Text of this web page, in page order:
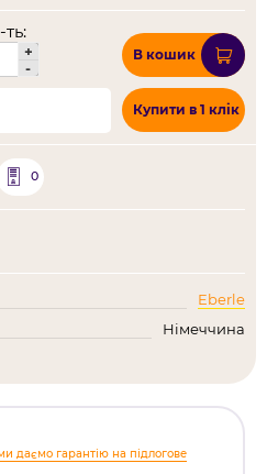
ть:
+
-
В кошик
Купити в 1 клік
0
Eberle
Німеччина
даємо гарантію на підлогове